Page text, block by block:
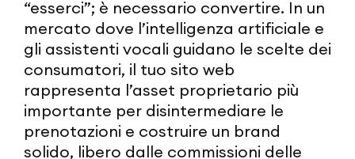
“esserci”; è necessario convertire. In un
mercato dove l’intelligenza artificiale e
gli assistenti vocali guidano le scelte dei
consumatori, il tuo sito web
rappresenta l’asset proprietario più
importante per disintermediare le
prenotazioni e costruire un brand
solido, libero dalle commissioni delle